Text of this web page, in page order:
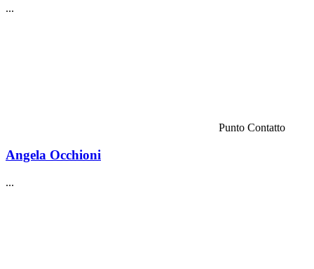
...
Punto Contatto
Angela Occhioni
...